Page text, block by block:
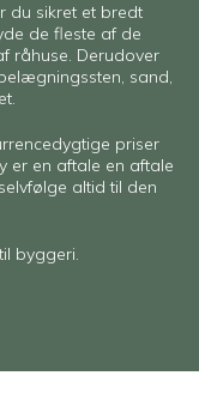
du sikret et bredt
de fleste af de
råhuse. Derudover
sand,
priser
er en aftale en aftale
altid til den
byggeri.